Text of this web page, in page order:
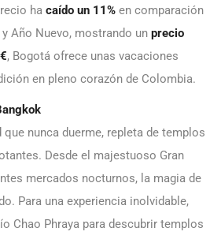
ha caído un 11% en comparación
Año Nuevo, mostrando un precio
, Bogotá ofrece unas vacaciones
en pleno corazón de Colombia.
que nunca duerme, repleta de templos
Desde el majestuoso Gran
mercados nocturnos, la magia de
Para una experiencia inolvidable,
Chao Phraya para descubrir templos